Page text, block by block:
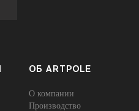
ОБ ARTPOLE
О компании
Производство